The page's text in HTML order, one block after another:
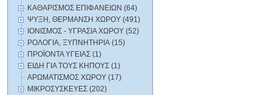
ΚΑΘΑΡΙΣΜΟΣ ΕΠΙΦΑΝΕΙΩΝ (64)
ΨΥΞΗ, ΘΕΡΜΑΝΣΗ ΧΩΡΟΥ (491)
ΙΟΝΙΣΜΟΣ - ΥΓΡΑΣΙΑ ΧΩΡΟΥ (52)
ΡΟΛΟΓΙΑ, ΞΥΠΝΗΤΗΡΙΑ (15)
ΠΡΟΪΟΝΤΑ ΥΓΕΙΑΣ (1)
ΕΙΔΗ ΓΙΑ ΤΟΥΣ ΚΗΠΟΥΣ (1)
ΑΡΩΜΑΤΙΣΜΟΣ ΧΩΡΟΥ (17)
ΜΙΚΡΟΣΥΣΚΕΥΕΣ (202)